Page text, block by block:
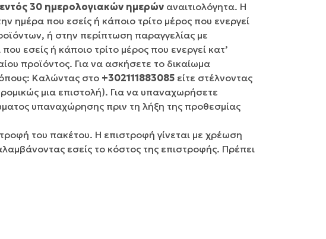
30 ημερολογιακών ημερών αναιτιολόγητα. Η
που εσείς ή κάποιο τρίτο μέρος που ενεργεί
ή στην περίπτωση παραγγελίας με
εσείς ή κάποιο τρίτο μέρος που ενεργεί κατ’
προϊόντος. Για να ασκήσετε το δικαίωμα
Καλώντας στο +302111883085 είτε στέλνοντας
μια επιστολή). Για να υπαναχωρήσετε
υπαναχώρησης πριν τη λήξη της προθεσμίας
του πακέτου. Η επιστροφή γίνεται με χρέωση
εσείς το κόστος της επιστροφής. Πρέπει